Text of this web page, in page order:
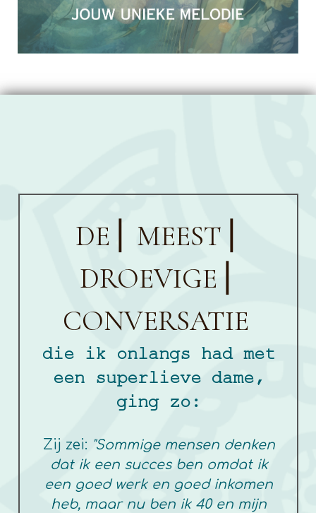
DE ⎜ MEEST ⎜
DROEVIGE
CONVERSATIE
die ik onlangs had met
een superlieve dame,
ging zo:
Zij zei: "Sommige mensen denken
dat ik een succes ben omdat ik
een goed werk en goed inkomen
heb, maar nu ben ik 40 en mijn